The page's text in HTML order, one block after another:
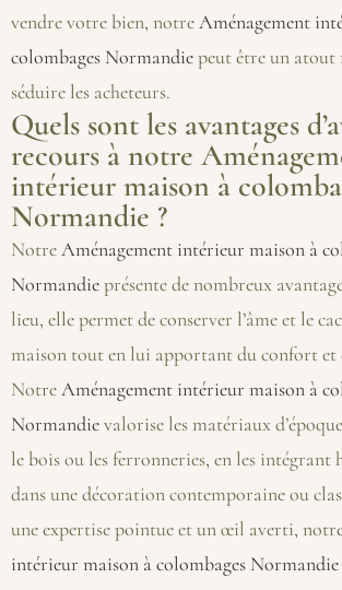
vendre votre bien, notreAménagement
colombages Normandiepeut être un
séduire les acheteurs.
Quels sont les avantages
recours à notre
intérieur maison à
Normandie ?
NotreAménagement intérieur maison à
Normandieprésente de nombreux
lieu, elle permet de conserver l’âme et le
maison tout en lui apportant du confort et
NotreAménagement intérieur maison à
Normandievalorise les matériaux
le bois ou les ferronneries, en les intégrant
dans une décoration contemporaine ou
une expertise pointue et un œil averti,
intérieur maison à colombages Normandie